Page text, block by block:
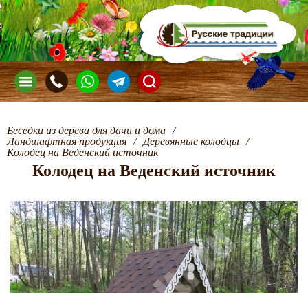
Беседки из дерева для дачи и дома /
Ландшафтная продукция / Деревянные колодцы /
Колодец на Веденский источник
Колодец на Веденский источник